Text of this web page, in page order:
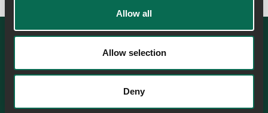
Allow all
Allow selection
Deny